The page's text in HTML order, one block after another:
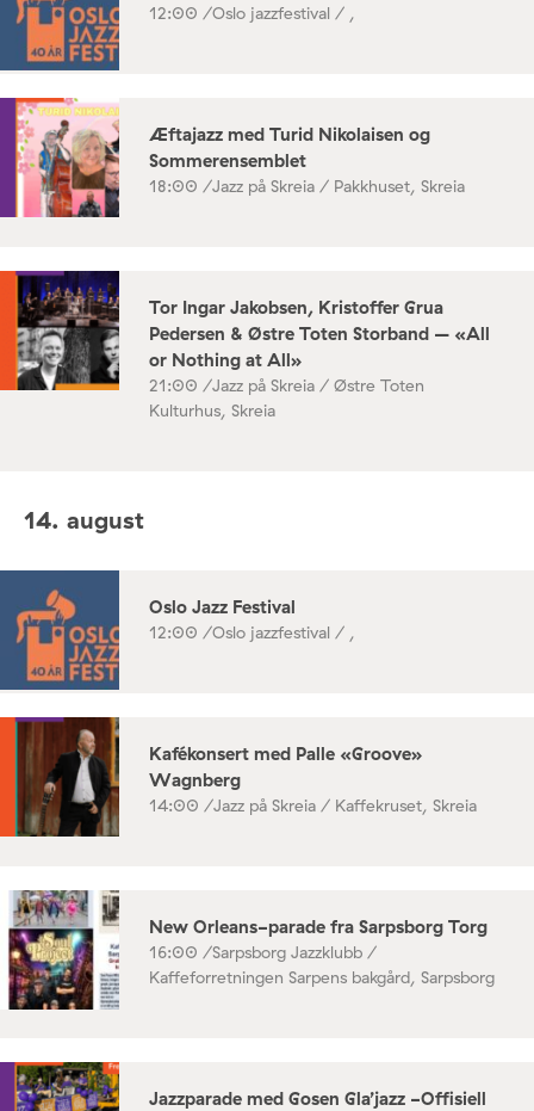
12:00 /Oslo jazzfestival / ,
Æftajazz med Turid Nikolaisen og
Sommerensemblet
18:00 /Jazz på Skreia / Pakkhuset, Skreia
Tor Ingar Jakobsen, Kristoffer Grua
Pedersen & Østre Toten Storband – «All
or Nothing at All»
21:00 /Jazz på Skreia / Østre Toten
Kulturhus, Skreia
14. august
Oslo Jazz Festival
12:00 /Oslo jazzfestival / ,
Kafékonsert med Palle «Groove»
Wagnberg
14:00 /Jazz på Skreia / Kaffekruset, Skreia
New Orleans-parade fra Sarpsborg Torg
16:00 /Sarpsborg Jazzklubb /
Kaffeforretningen Sarpens bakgård, Sarpsborg
Jazzparade med Gosen Gla’jazz -Offisiell